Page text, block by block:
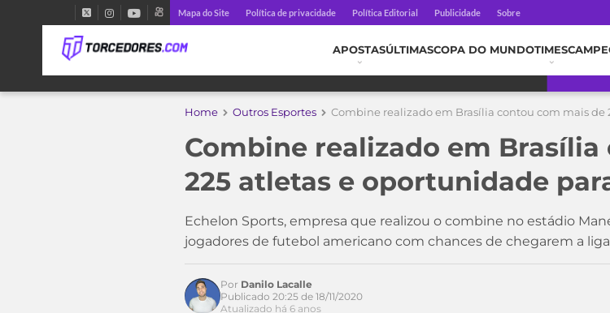
Mapa do Site Política de privacidade Política Editorial Publicidade Sobre
APOSTASÚLTIMASCOPA DO MUNDOTIMES
Home Outros Esportes Combine realizado em Brasília contou com mais de
Combine realizado em
225 atletas e oportunidade
Echelon Sports, empresa que realizou o combine no estádio
jogadores de futebol americano com chances de chegarem a
Acesse o perfil do autor
Por Danilo Lacalle
Publicado 20:25 de 18/11/2020
Atualizado há 6 anos